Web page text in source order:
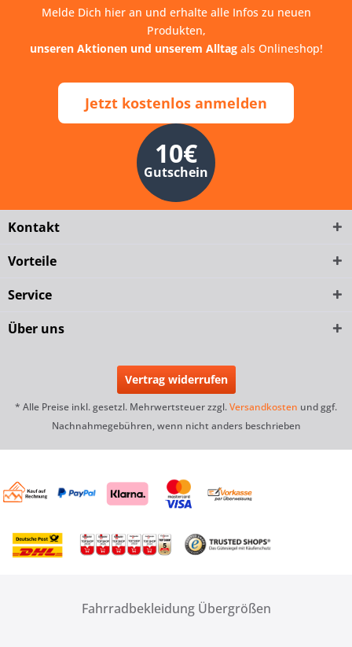
Melde Dich hier an und erhalte alle Infos zu neuen
Produkten,
unseren Aktionen und unserem Alltagals Onlineshop!
Jetzt kostenlos anmelden
10€
Gutschein
Kontakt
Vorteile
Service
Über uns
Vertrag widerrufen
* Alle Preise inkl. gesetzl. Mehrwertsteuer zzgl.Versandkosten und ggf.
Nachnahmegebühren, wenn nicht anders beschrieben
Fahrradbekleidung Übergrößen